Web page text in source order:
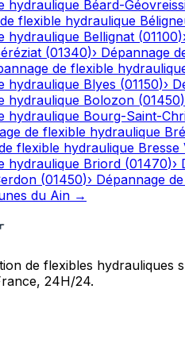
hydraulique Béard-
flexible hydraulique
hydraulique Bellignat (01100)
(01340)› Dépannage
de flexible
hydraulique Blyes (01150)›
hydraulique Bolozon (01450)
hydraulique Bourg-Saint-
de flexible hydraulique
flexible hydraulique Bresse
hydraulique Briord (01470)›
(01450)› Dépannage
du Ain →
de flexibles
24H/24.